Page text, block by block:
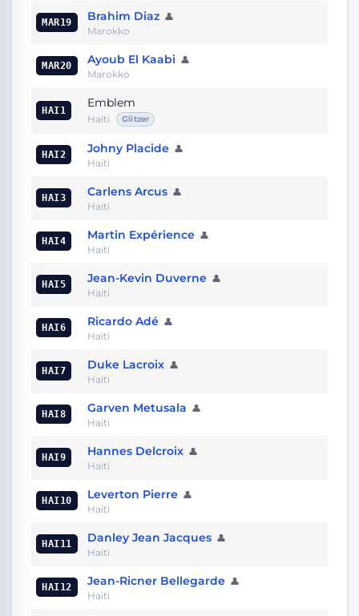
MAR19 Brahim Diaz 👤
Marokko
MAR20 Ayoub El Kaabi 👤
Marokko
HAI1
Emblem
Haiti Glitzer
HAI2 Johny Placide 👤
Haiti
HAI3 Carlens Arcus 👤
Haiti
HAI4 Martin Expérience 👤
Haiti
HAI5 Jean-Kevin Duverne 👤
Haiti
HAI6 Ricardo Adé 👤
Haiti
HAI7 Duke Lacroix 👤
Haiti
HAI8 Garven Metusala 👤
Haiti
HAI9 Hannes Delcroix 👤
Haiti
HAI10 Leverton Pierre 👤
Haiti
HAI11 Danley Jean Jacques 👤
Haiti
HAI12 Jean-Ricner Bellegarde 👤
Haiti